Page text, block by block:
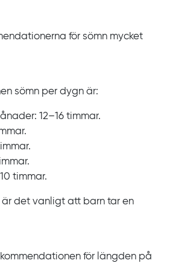
för sömn mycket
sömn per dygn är:
12‍‍–‍16 timmar.
timmar.
är det vanligt att barn tar en
för längden på